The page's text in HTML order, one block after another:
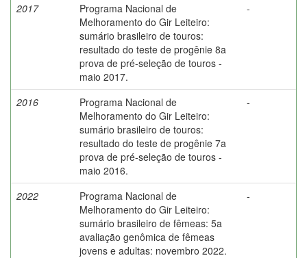
2017
Programa Nacional de
Melhoramento do Gir Leiteiro:
sumário brasileiro de touros:
resultado do teste de progênie 8a
prova de pré-seleção de touros -
maio 2017.
-
2016
Programa Nacional de
Melhoramento do Gir Leiteiro:
sumário brasileiro de touros:
resultado do teste de progênie 7a
prova de pré-seleção de touros -
maio 2016.
-
2022
Programa Nacional de
Melhoramento do Gir Leiteiro:
sumário brasileiro de fêmeas: 5a
avaliação genômica de fêmeas
jovens e adultas: novembro 2022.
-